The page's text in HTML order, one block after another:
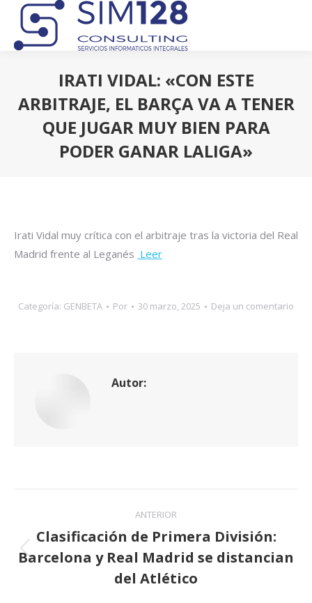
IRATI VIDAL: «CON ESTE
ARBITRAJE, EL BARÇA VA A TENER
QUE JUGAR MUY BIEN PARA
PODER GANAR LALIGA»
Irati Vidal muy crítica con el arbitraje tras la victoria del Real
Madrid frente al Leganés Leer
Categoría: GENBETA Por 30 marzo, 2025 Deja un comentario
Autor:
Navegación
entre
publicaciones
ANTERIOR
Publicación
anterior:
Clasificación de Primera División:
Barcelona y Real Madrid se distancian
del Atlético